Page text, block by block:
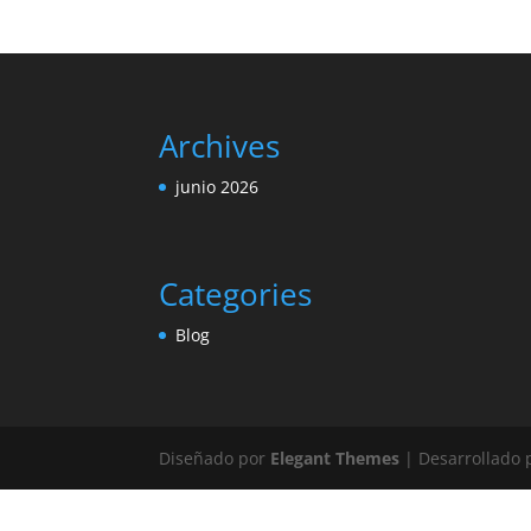
Archives
junio 2026
Categories
Blog
Diseñado por Elegant Themes | Desarrollado